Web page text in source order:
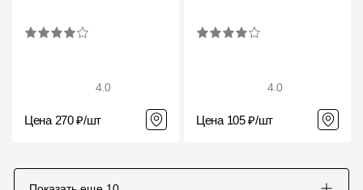
4.0
Цена 270 ₽/шт
4.0
Цена 105 ₽/шт